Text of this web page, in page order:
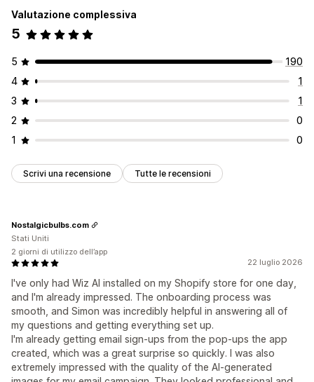
Valutazione complessiva
5
5
190
4
1
3
1
2
0
1
0
Scrivi una recensione Tutte le recensioni
22 luglio 2026
I've only had Wiz AI installed on my Shopify store for one day,
and I'm already impressed. The onboarding process was
smooth, and Simon was incredibly helpful in answering all of
my questions and getting everything set up.
I'm already getting email sign-ups from the pop-ups the app
created, which was a great surprise so quickly. I was also
extremely impressed with the quality of the AI-generated
Nostalgicbulbs.com
Stati Uniti
2 giorni di utilizzo dell’app